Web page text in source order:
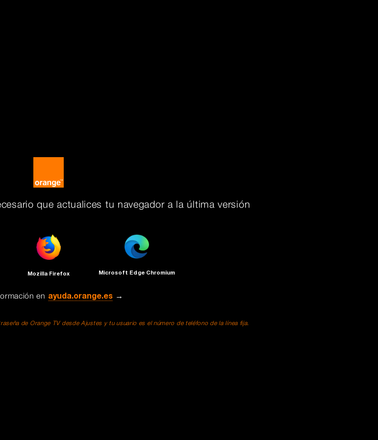
que actualices tu navegador a la última versión
Mozilla Firefox Microsoft Edge Chromium
en ayuda.orange.es →
de Orange TV desde Ajustes y tu usuario es el número de teléfono de la línea fija.